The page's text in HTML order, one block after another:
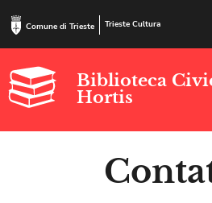
Comune di Trieste Trieste Cultura
Biblioteca
Hortis